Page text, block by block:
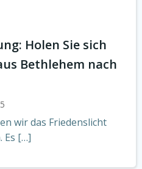
Holen Sie sich
Bethlehem nach
wir das Friedenslicht
Es […]